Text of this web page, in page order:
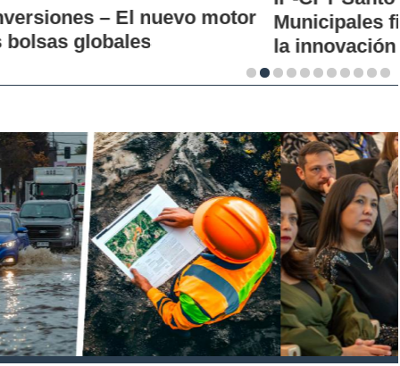
Municipales firman alianza para impulsar
la innovación en los territorios